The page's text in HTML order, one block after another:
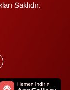
Saklıdır.